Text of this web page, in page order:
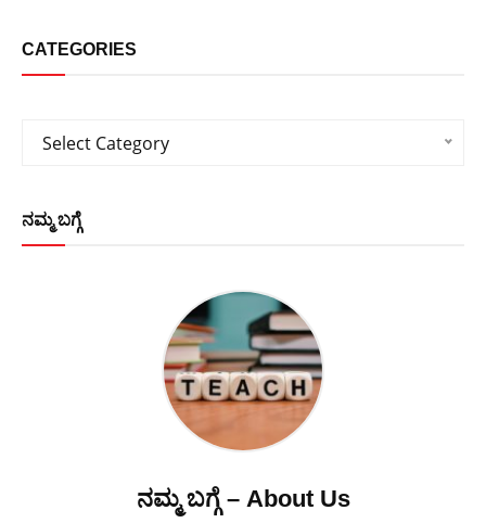
CATEGORIES
Categories
Select Category
ನಮ್ಮ ಬಗ್ಗೆ
ನಮ್ಮ ಬಗ್ಗೆ – About Us